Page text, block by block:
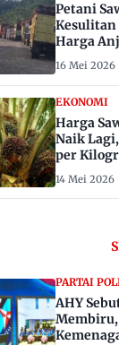
Petani
Kesulitan
Harga
Berhari-
16 Mei 2026
EKONOMI
Harga
Naik
per
14 Mei 2026
PARTAI
AHY